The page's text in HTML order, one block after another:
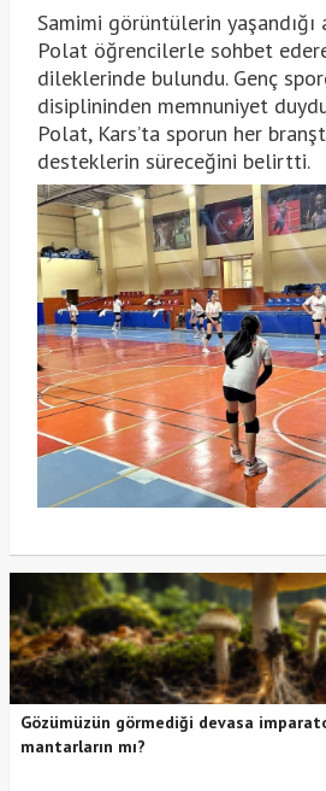
Samimi görüntülerin yaşandığı
Polat öğrencilerle sohbet
dileklerinde bulundu. Genç
disiplininden memnuniyet
Polat, Kars’ta sporun her
desteklerin süreceğini belirtti.
Gözümüzün görmediği devasa
mantarların mı?